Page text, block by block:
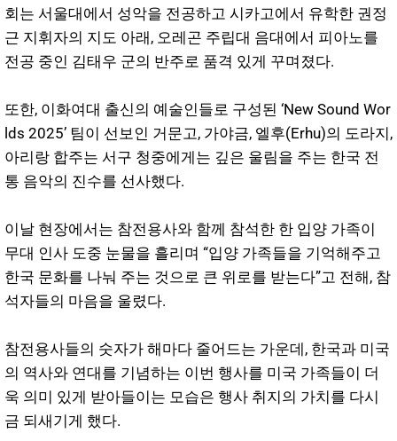
회는 서울대에서 성악을 전공하고 시카고에서 유학한 권정
근 지휘자의 지도 아래, 오레곤 주립대 음대에서 피아노를
전공 중인 김태우 군의 반주로 품격 있게 꾸며졌다.
또한, 이화여대 출신의 예술인들로 구성된 ‘New Sound Wor
lds 2025’ 팀이 선보인 거문고, 가야금, 엘후(Erhu)의 도라지,
아리랑 합주는 서구 청중에게는 깊은 울림을 주는 한국 전
통 음악의 진수를 선사했다.
이날 현장에서는 참전용사와 함께 참석한 한 입양 가족이
무대 인사 도중 눈물을 흘리며 “입양 가족들을 기억해주고
한국 문화를 나눠 주는 것으로 큰 위로를 받는다”고 전해, 참
석자들의 마음을 울렸다.
참전용사들의 숫자가 해마다 줄어드는 가운데, 한국과 미국
의 역사와 연대를 기념하는 이번 행사를 미국 가족들이 더
욱 의미 있게 받아들이는 모습은 행사 취지의 가치를 다시
금 되새기게 했다.